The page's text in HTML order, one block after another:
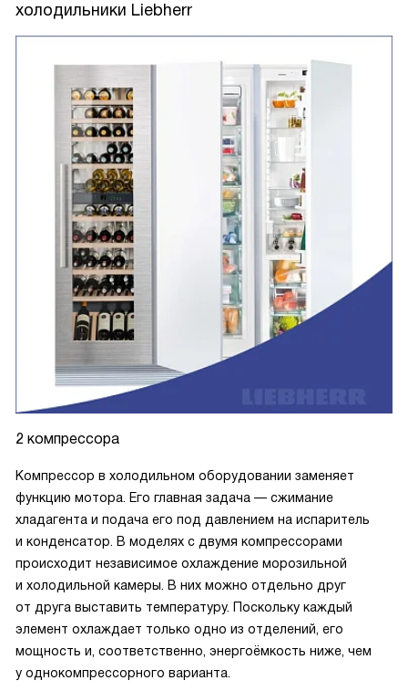
холодильники Liebherr
2 компрессора
Компрессор в холодильном оборудовании заменяет
функцию мотора. Его главная задача — сжимание
хладагента и подача его под давлением на испаритель
и конденсатор. В моделях с двумя компрессорами
происходит независимое охлаждение морозильной
и холодильной камеры. В них можно отдельно друг
от друга выставить температуру. Поскольку каждый
элемент охлаждает только одно из отделений, его
мощность и, соответственно, энергоёмкость ниже, чем
у однокомпрессорного варианта.